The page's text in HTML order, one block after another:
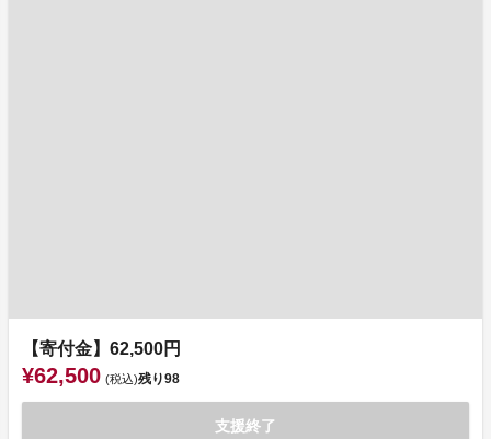
【寄付金】62,500円
¥62,500 (税込)残り98
支援終了